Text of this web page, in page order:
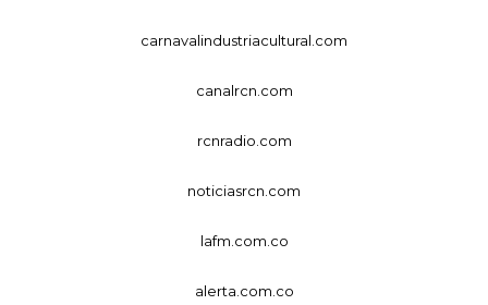
carnavalindustriacultural.com
canalrcn.com
rcnradio.com
noticiasrcn.com
lafm.com.co
alerta.com.co